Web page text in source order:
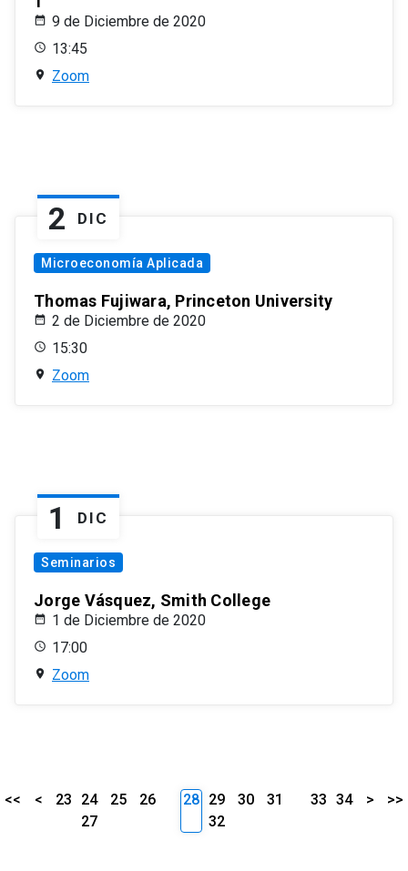
9 de Diciembre de 2020
13:45
Zoom
2 DIC
Microeconomía Aplicada
Thomas Fujiwara, Princeton University
2 de Diciembre de 2020
15:30
Zoom
1 DIC
Seminarios
Jorge Vásquez, Smith College
1 de Diciembre de 2020
17:00
Zoom
<< < 23 24 25
26
27
28 29 30
31
32
33 34 > >>